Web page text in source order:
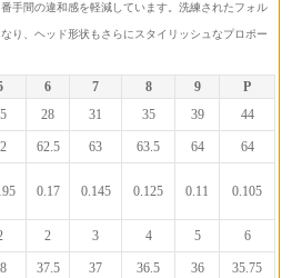
手間の違和感を軽減しています。洗練されたフォル
り、ヘッド形状もさらにスタイリッシュなプロポー
6 7 8 9
P
28 31 35 39 44
62.5 63 63.5 64 64
0.17 0.145 0.125 0.11 0.105
2 3 4 5 6
37.5 37 36.5 36 35.75